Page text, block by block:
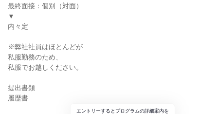
最終面接：個別（対面）
▼
内々定
※弊社社員はほとんどが
私服勤務のため、
私服でお越しください。
提出書類
履歴書
エントリーするとプログラムの詳細案内を